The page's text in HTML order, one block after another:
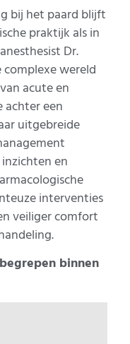
bij het paard blijft
praktijk als in
Dr.
wereld
acute en
achter een
uitgebreide
en
interventies
veiliger comfort
binnen